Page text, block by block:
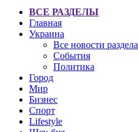
ВСЕ РАЗДЕЛЫ
Главная
Украина
Все новости раздела
События
Политика
Город
Мир
Бизнес
Спорт
Lifestyle